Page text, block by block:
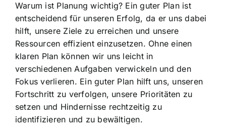
Warum ist Planung wichtig? Ein guter Plan ist
entscheidend für unseren Erfolg, da er uns dabei
hilft, unsere Ziele zu erreichen und unsere
Ressourcen effizient einzusetzen. Ohne einen
klaren Plan können wir uns leicht in
verschiedenen Aufgaben verwickeln und den
Fokus verlieren. Ein guter Plan hilft uns, unseren
Fortschritt zu verfolgen, unsere Prioritäten zu
setzen und Hindernisse rechtzeitig zu
identifizieren und zu bewältigen.